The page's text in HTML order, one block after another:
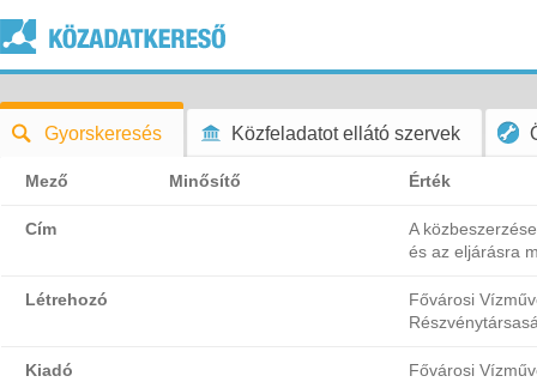
Gyorskeresés Közfeladatot ellátó szervek
Mező Minősítő Érték
Cím
A
és az eljárásra
Létrehozó
Fővárosi
Kiadó
Fővárosi